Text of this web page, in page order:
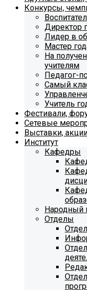
Конкурсы,
Директор
Лидер в
Мастер
На
учителям
Педагог-
Самый
Учитель
Фестивали,
Сетевые
Выставки,
Институт
Кафедры
Народный
Отделы